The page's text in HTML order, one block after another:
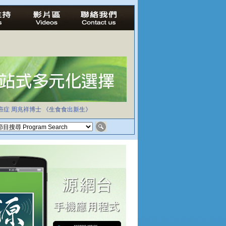
症 周兆祥博士 《生食食出新生》